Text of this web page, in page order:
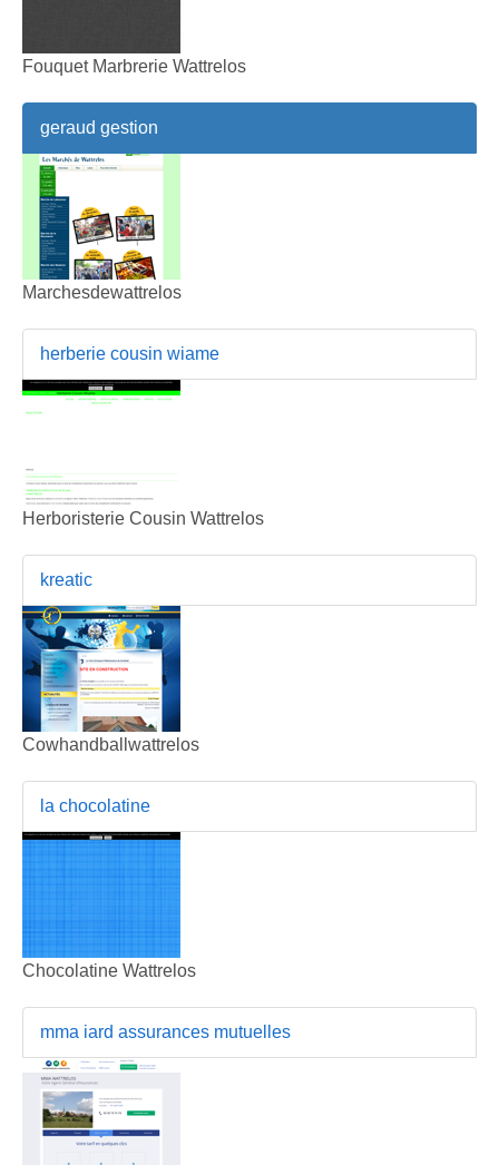
Fouquet Marbrerie Wattrelos
geraud gestion
Marchesdewattrelos
herberie cousin wiame
Herboristerie Cousin Wattrelos
kreatic
Cowhandballwattrelos
la chocolatine
Chocolatine Wattrelos
mma iard assurances mutuelles